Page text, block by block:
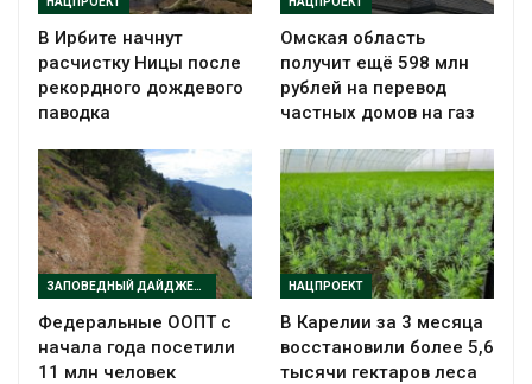
В Ирбите начнут
расчистку Ницы после
рекордного дождевого
паводка
Омская область
получит ещё 598 млн
рублей на перевод
частных домов на газ
ЗАПОВЕДНЫЙ ДАЙДЖЕСТ
Федеральные ООПТ с
начала года посетили
11 млн человек
НАЦПРОЕКТ
В Карелии за 3 месяца
восстановили более 5,6
тысячи гектаров леса